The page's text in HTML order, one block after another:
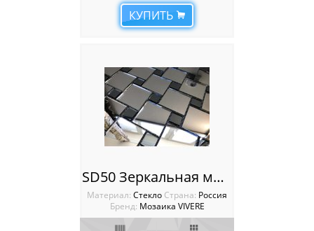
КУПИТЬ
SD50 Зеркальная мозаика VIVERE VANTAGGIO
Материал: Стекло Cтрана: Россия
Бренд: Мозаика VIVERE